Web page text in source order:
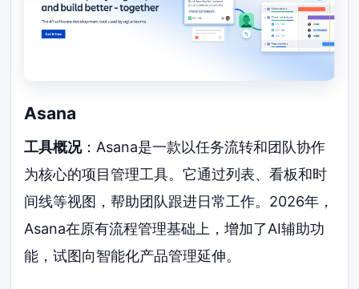
Asana
工具概况：Asana是一款以任务流转和团队协作
为核心的项目管理工具。它通过列表、看板和时
间线等视图，帮助团队跟进日常工作。2026年，
Asana在原有流程管理基础上，增加了AI辅助功
能，试图向智能化产品管理延伸。